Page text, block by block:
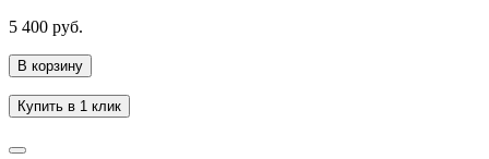
5 400 руб.
В корзину
Купить в 1 клик